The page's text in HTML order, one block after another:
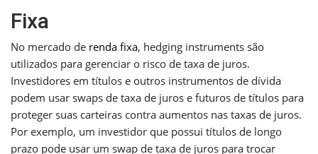
Fixa
No mercado de renda fixa, hedging instruments são
utilizados para gerenciar o risco de taxa de juros.
Investidores em títulos e outros instrumentos de dívida
podem usar swaps de taxa de juros e futuros de títulos para
proteger suas carteiras contra aumentos nas taxas de juros.
Por exemplo, um investidor que possui títulos de longo
prazo pode usar um swap de taxa de juros para trocar